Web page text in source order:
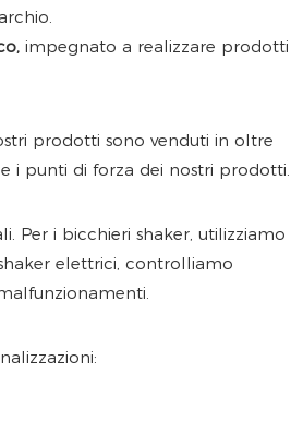
impegnato a realizzare prodotti
prodotti sono venduti in oltre
i punti di forza dei nostri prodotti.
Per i bicchieri shaker, utilizziamo
elettrici, controlliamo